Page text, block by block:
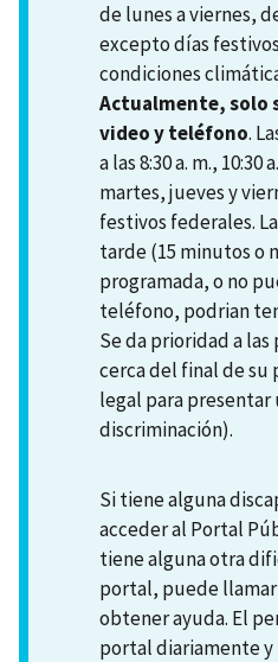
de lunes a viernes,
excepto días
condiciones
Actualmente, solo
video y teléfono.
a las 8:30 a. m., 10:30
martes, jueves y
festivos federales.
tarde (15 minutos o
programada, o no
teléfono, podrian
Se da prioridad a
cerca del final de su
legal para presentar
discriminación).
Si tiene alguna
acceder al Portal
tiene alguna otra
portal, puede llamar
obtener ayuda. El
portal diariamente